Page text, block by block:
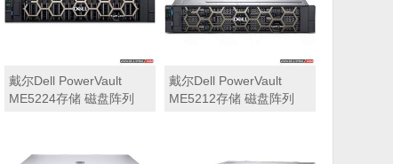
戴尔Dell PowerVault
ME5224存储 磁盘阵列
戴尔Dell PowerVault
ME5212存储 磁盘阵列